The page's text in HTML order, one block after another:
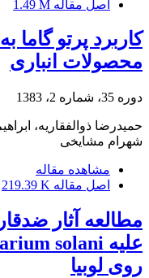
اصل مقاله 1.49 M
کاربرد پرتو گاما
محصولات انباری
دوره 35، شماره 2، 1383
حمیدرضا ذوالفقاریه،
شهرام مشایخی
مشاهده مقاله
اصل مقاله 219.39 K
مطالعه آثار
روی لوبیا